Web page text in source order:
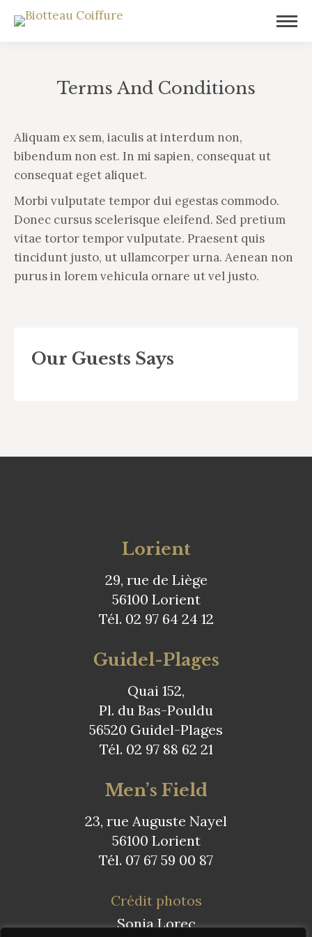
Terms And Conditions
Aliquam ex sem, iaculis at interdum non,
bibendum non est. In mi sapien, consequat ut
consequat eget aliquet.
Morbi vulputate tempor dui egestas commodo.
Donec cursus scelerisque eleifend. Sed pretium
vitae tortor tempor vulputate. Praesent quis
tincidunt justo, ut ullamcorper urna. Aenean non
purus in lorem vehicula ornare ut vel justo.
Our Guests Says
Lorient
29, rue de Liège
56100 Lorient
Tél. 02 97 64 24 12
Guidel-Plages
Quai 152,
Pl. du Bas-Pouldu
56520 Guidel-Plages
Tél. 02 97 88 62 21
Men’s Field
23, rue Auguste Nayel
56100 Lorient
Tél. 07 67 59 00 87
Crédit photos
Sonia Lorec